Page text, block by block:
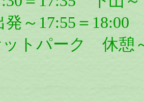
～17:55＝
ットパーク 休憩